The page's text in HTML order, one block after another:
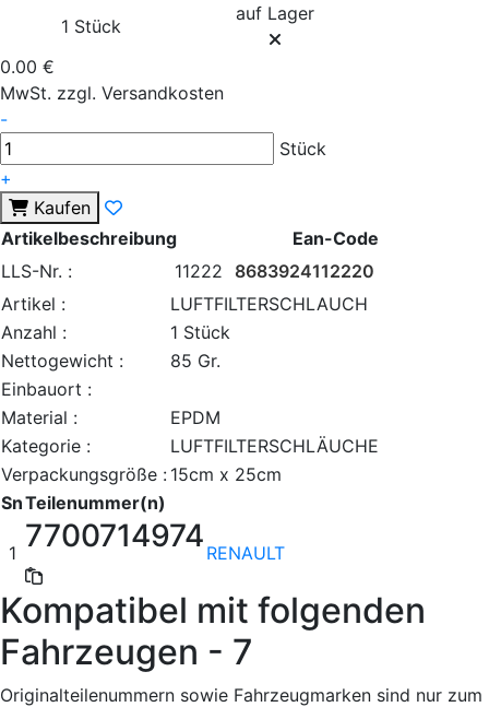
1 Stück
auf Lager
0.00 €
MwSt. zzgl. Versandkosten
-
Stück
+
Kaufen
Artikelbeschreibung
Ean-Code
LLS-Nr. :
11222
8683924112220
Artikel :
LUFTFILTERSCHLAUCH
Anzahl :
1 Stück
Nettogewicht :
85 Gr.
Einbauort :
Material :
EPDM
Kategorie :
LUFTFILTERSCHLÄUCHE
Verpackungsgröße : 15cm x 25cm
SnTeilenummer(n)
1 7700714974 RENAULT
Kompatibel mit folgenden
Fahrzeugen - 7
Originalteilenummern sowie Fahrzeugmarken sind nur zum